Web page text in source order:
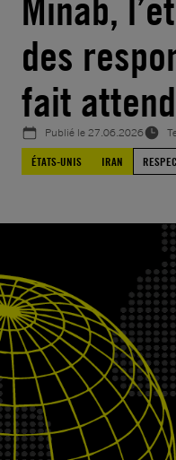
Minab,
des
fait
Publié le27.06.2026
ÉTATS-UNIS
IRAN